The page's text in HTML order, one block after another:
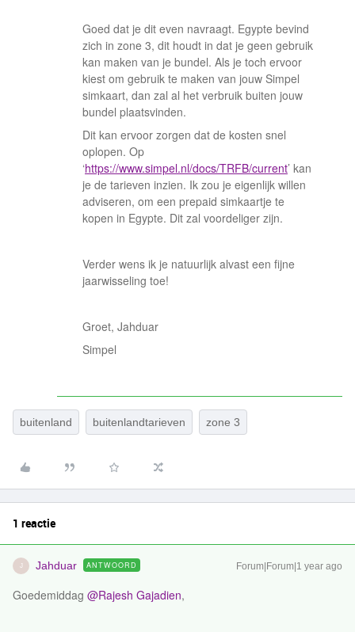
Goed dat je dit even navraagt. Egypte bevind
zich in zone 3, dit houdt in dat je geen gebruik
kan maken van je bundel. Als je toch ervoor
kiest om gebruik te maken van jouw Simpel
simkaart, dan zal al het verbruik buiten jouw
bundel plaatsvinden.
Dit kan ervoor zorgen dat de kosten snel
oplopen. Op
‘https://www.simpel.nl/docs/TRFB/current’ kan
je de tarieven inzien. Ik zou je eigenlijk willen
adviseren, om een prepaid simkaartje te
kopen in Egypte. Dit zal voordeliger zijn.
Verder wens ik je natuurlijk alvast een fijne
jaarwisseling toe!
Groet, Jahduar
Simpel
buitenland buitenlandtarieven zone 3
1 reactie
J Jahduar ANTWOORD Forum|Forum|1 year ago
Goedemiddag ​ @Rajesh Gajadien,